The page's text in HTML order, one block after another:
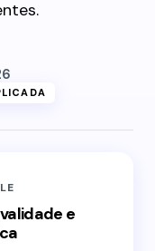
e